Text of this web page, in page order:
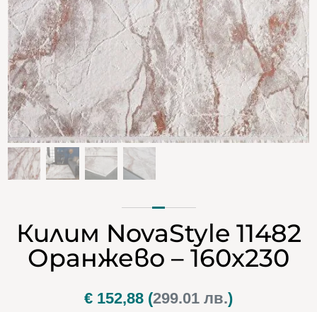
Килим NovaStyle 11482
Оранжево – 160х230
€ 152,88 (299.01 лв.)